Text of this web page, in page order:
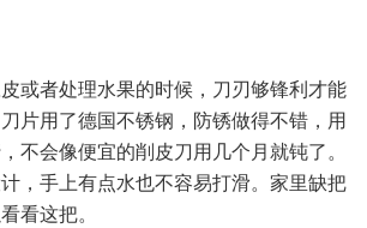
或者处理水果的时候，刀刃够锋利才能
片用了德国不锈钢，防锈做得不错，用
不会像便宜的削皮刀用几个月就钝了。
，手上有点水也不容易打滑。家里缺把
看这把。